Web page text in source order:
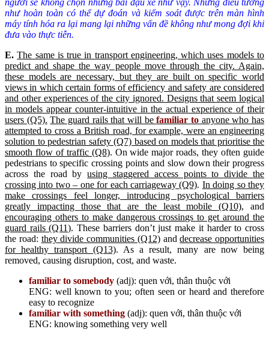
như hoàn toàn có thể dự đoán và kiểm soát được trên màn hình
máy tính hóa ra lại mang lại những vấn đề không như mong đợi khi
đưa vào thực tiễn.
E.The same is true in transport engineering, which uses models to
predict and shape the way people move through the city. Again,
these models are necessary, but they are built on specific world
views in which certain forms of efficiency and safety are considered
and other experiences of the city ignored. Designs that seem logical
in models appear counter-intuitive in the actual experience of their
users (Q5). The guard rails that will befamiliar to anyone who has
attempted to cross a British road, for example, were an engineering
solution to pedestrian safety (Q7) based on models that prioritise the
smooth flow of traffic (Q8). On wide major roads, they often guide
pedestrians to specific crossing points and slow down their progress
across the road byusing staggered access points to divide the
crossing into two – one for each carriageway (Q9). In doing so they
make crossings feel longer, introducing psychological barriers
greatly impacting those that are the least mobile (Q10), and
encouraging others to make dangerous crossings to get around the
guard rails (Q11). These barriers don’t just make it harder to cross
the road: they divide communities (Q12)anddecrease opportunities
for healthy transport (Q13). As a result, many are now being
removed, causing disruption, cost, and waste.
familiar to somebody (adj): quen với, thân thuộc với
ENG: well known to you; often seen or heard and therefore
easy to recognize
familiar with something (adj): quen với, thân thuộc với
ENG: knowing something very well